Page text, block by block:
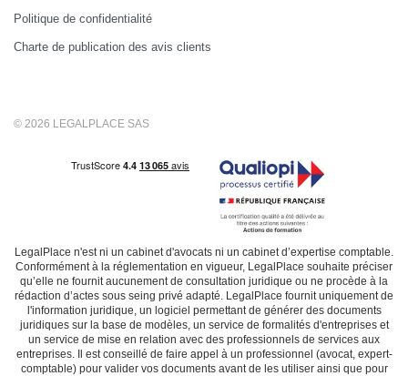
Politique de confidentialité
Charte de publication des avis clients
© 2026 LEGALPLACE SAS
LegalPlace n'est ni un cabinet d'avocats ni un cabinet d’expertise comptable.
Conformément à la réglementation en vigueur, LegalPlace souhaite préciser
qu’elle ne fournit aucunement de consultation juridique ou ne procède à la
rédaction d’actes sous seing privé adapté. LegalPlace fournit uniquement de
l'information juridique, un logiciel permettant de générer des documents
juridiques sur la base de modèles, un service de formalités d'entreprises et
un service de mise en relation avec des professionnels de services aux
entreprises. Il est conseillé de faire appel à un professionnel (avocat, expert-
comptable) pour valider vos documents avant de les utiliser ainsi que pour